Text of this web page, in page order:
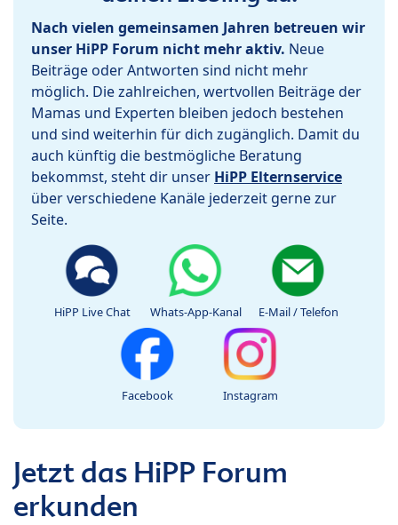
Nach vielen gemeinsamen Jahren betreuen wir
unser HiPP Forum nicht mehr aktiv. Neue
Beiträge oder Antworten sind nicht mehr
möglich. Die zahlreichen, wertvollen Beiträge der
Mamas und Experten bleiben jedoch bestehen
und sind weiterhin für dich zugänglich. Damit du
auch künftig die bestmögliche Beratung
bekommst, steht dir unser HiPP Elternservice
über verschiedene Kanäle jederzeit gerne zur
Seite.
HiPP Live Chat Whats-App-Kanal E-Mail / Telefon
Facebook Instagram
Jetzt das HiPP Forum
erkunden